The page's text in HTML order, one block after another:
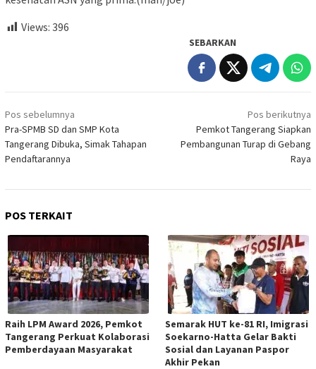
Views: 396
SEBARKAN
Navigasi
pos
Pos sebelumnya
Pra-SPMB SD dan SMP Kota
Tangerang Dibuka, Simak Tahapan
Pendaftarannya
Pos berikutnya
Pemkot Tangerang Siapkan
Pembangunan Turap di Gebang
Raya
POS TERKAIT
Raih LPM Award 2026, Pemkot
Tangerang Perkuat Kolaborasi
Pemberdayaan Masyarakat
Semarak HUT ke-81 RI, Imigrasi
Soekarno-Hatta Gelar Bakti
Sosial dan Layanan Paspor
Akhir Pekan